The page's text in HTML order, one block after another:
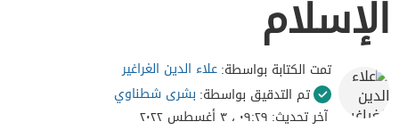
الإسلام
تمت الكتابة بواسطة:علاء الدين الغراغير
تم التدقيق بواسطة: بشرى شطناوي
آخر تحديث: ٠٩:٢٩ ، ٣ أغسطس ٢٠٢٢